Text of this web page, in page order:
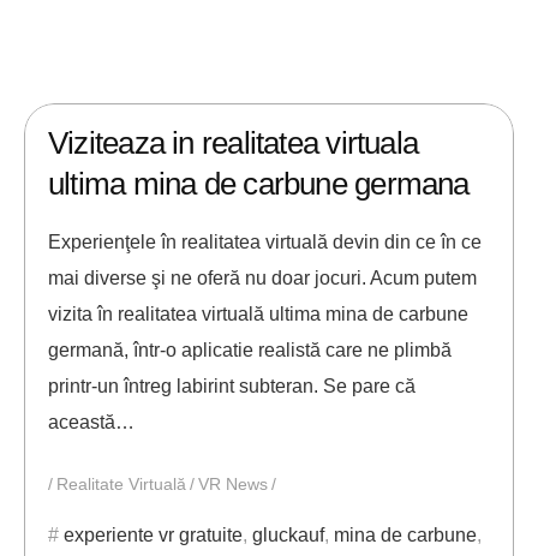
Viziteaza in realitatea virtuala
ultima mina de carbune germana
Experienţele în realitatea virtuală devin din ce în ce
mai diverse şi ne oferă nu doar jocuri. Acum putem
vizita în realitatea virtuală ultima mina de carbune
germană, într-o aplicatie realistă care ne plimbă
printr-un întreg labirint subteran. Se pare că
această…
Realitate Virtuală VR News
experiente vr gratuite, gluckauf, mina de carbune,